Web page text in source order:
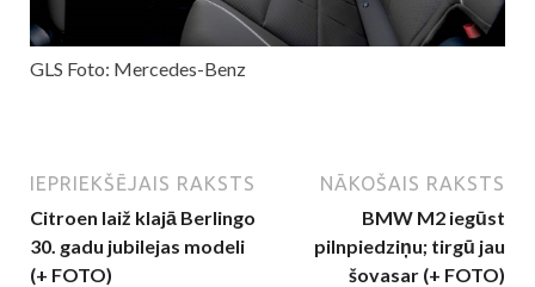
GLS Foto: Mercedes-Benz
IEPRIEKŠĒJAIS RAKSTS
Citroen laiž klajā Berlingo
30. gadu jubilejas modeli
(+ FOTO)
NĀKOŠAIS RAKSTS
BMW M2 iegūst
pilnpiedziņu; tirgū jau
šovasar (+ FOTO)